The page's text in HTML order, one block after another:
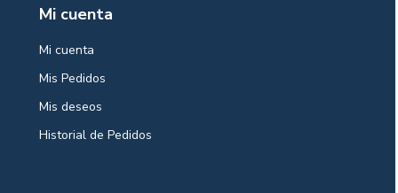
Mi cuenta
Mi cuenta
Mis Pedidos
Mis deseos
Historial de Pedidos